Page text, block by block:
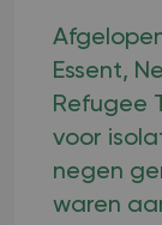
Essent,
Refugee
voor
negen
waren